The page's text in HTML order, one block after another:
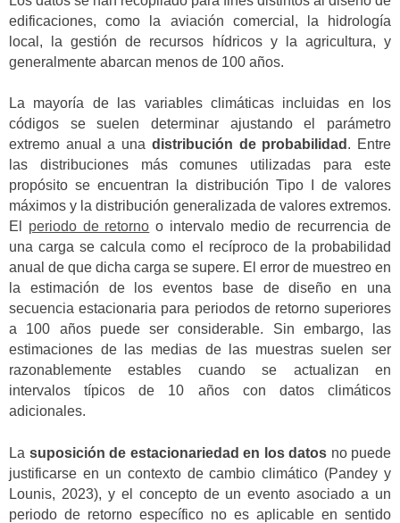
edificaciones, como la aviación comercial, la hidrología
local, la gestión de recursos hídricos y la agricultura, y
generalmente abarcan menos de 100 años.
La mayoría de las variables climáticas incluidas en los
códigos se suelen determinar ajustando el parámetro
extremo anual a una distribución de probabilidad . Entre
las distribuciones más comunes utilizadas para este
propósito se encuentran la distribución Tipo I de valores
máximos y la distribución generalizada de valores extremos.
El periodo de retorno o intervalo medio de recurrencia de
una carga se calcula como el recíproco de la probabilidad
anual de que dicha carga se supere. El error de muestreo en
la estimación de los eventos base de diseño en una
secuencia estacionaria para periodos de retorno superiores
a 100 años puede ser considerable. Sin embargo, las
estimaciones de las medias de las muestras suelen ser
razonablemente estables cuando se actualizan en
intervalos típicos de 10 años con datos climáticos
adicionales.
La suposición de estacionariedad en los datos no puede
justificarse en un contexto de cambio climático (Pandey y
Lounis, 2023), y el concepto de un evento asociado a un
periodo de retorno específico no es aplicable en sentido